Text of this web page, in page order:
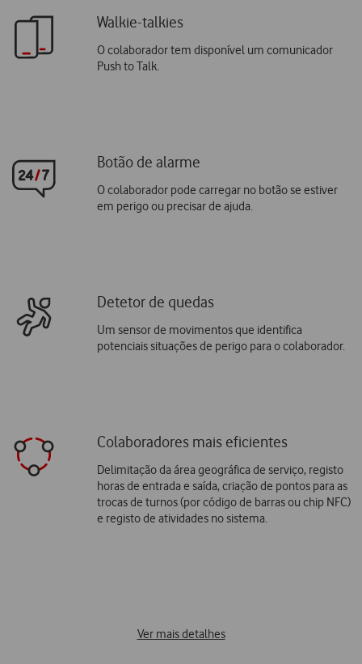
Walkie-talkies
O colaborador tem disponível um comunicador
Push to Talk.
Botão de alarme
O colaborador pode carregar no botão se estiver
em perigo ou precisar de ajuda.
Detetor de quedas
Um sensor de movimentos que identifica
potenciais situações de perigo para o colaborador.
Colaboradores mais eficientes
Delimitação da área geográfica de serviço, registo
horas de entrada e saída, criação de pontos para as
trocas de turnos (por código de barras ou chip NFC)
e registo de atividades no sistema.
Ver mais detalhes